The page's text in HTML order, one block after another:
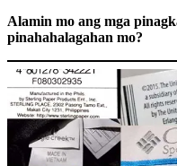
Alamin mo ang mga
pinahahalagahan mo?